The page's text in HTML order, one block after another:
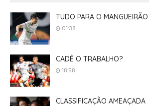
TUDO PARA O MANGUEIRÃO
01:38
CADÊ O TRABALHO?
18:58
CLASSIFICAÇÃO AMEAÇADA